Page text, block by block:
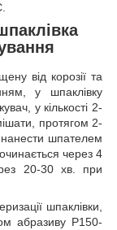
від корозії та
у шпаклівку
у кількості 2-
протягом 2-
шпателем
через 4
20-30 хв. при
шпаклівки,
абразиву P150-